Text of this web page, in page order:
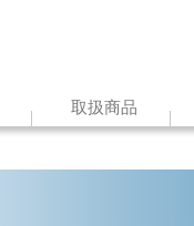
取扱商品